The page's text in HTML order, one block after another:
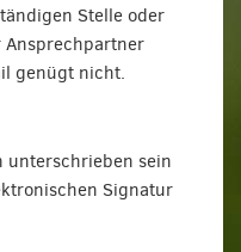
Stelle oder
Ansprechpartner
genügt nicht.
sein
Signatur